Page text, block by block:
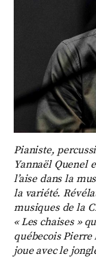
Pianiste,
Yannaël Quenel
l’aise dans la
la variété.
musiques de la
« Les chaises »
québecois
joue avec le